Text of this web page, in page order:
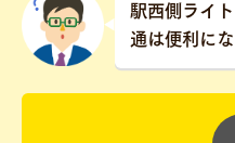
駅西側ライ
通は便利に